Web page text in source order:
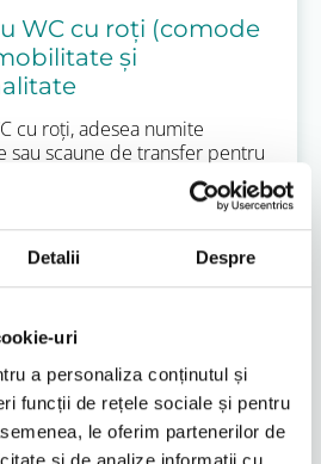
Detalii Despre
uri
a personaliza conținutul și
funcții de rețele sociale și pentru
le oferim partenerilor de
WC cu roți (comode
și
cu roți, adesea numite
sau scaune de transfer pentru
nivel de versatilitate și sunt
persoanele cu mobilitate
necesită asistență
funcționalitatea unui
a unui scaun rulant sau a
lor calitate este
considerabil efortul fizic
riscul de accidente.
cheie ale